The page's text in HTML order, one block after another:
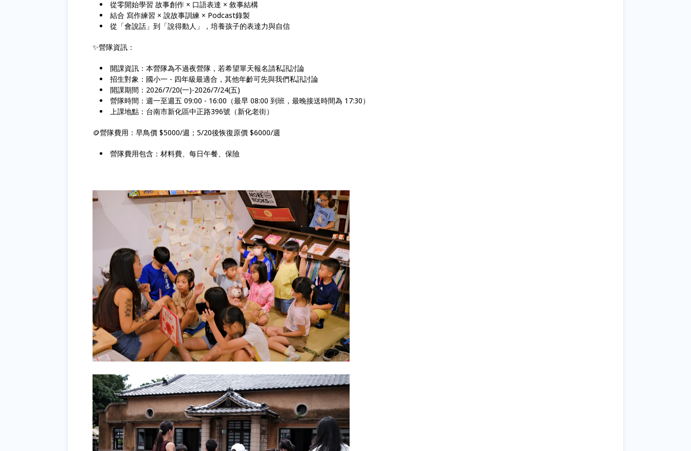
從零開始學習 故事創作 × 口語表達 × 敘事結構
結合 寫作練習 × 說故事訓練 × Podcast錄製
從「會說話」到「說得動人」，培養孩子的表達力與自信
✨營隊資訊：
開課資訊：本營隊為不過夜營隊，若希望單天報名請私訊討論
招生對象：國小一 - 四年級最適合，其他年齡可先與我們私訊討論
開課期間：2026/7/20(一)-2026/7/24(五)
營隊時間：週一至週五 09:00 - 16:00（最早 08:00 到班，最晚接送時間為 17:30）
上課地點：台南市新化區中正路396號（新化老街）
🪙營隊費用：早鳥價 $5000/週；5/20後恢復原價 $6000/週
營隊費用包含：材料費、每日午餐、保險